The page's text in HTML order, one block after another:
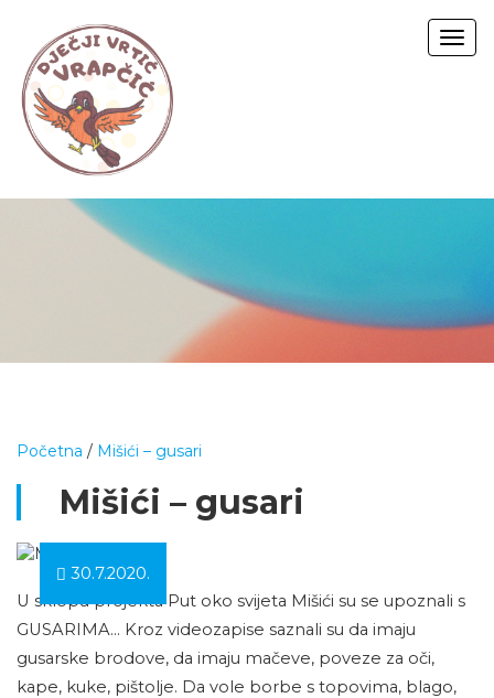
Početna / Mišići – gusari
Mišići – gusari
30.7.2020.
U sklopu projekta Put oko svijeta Mišići su se upoznali s
GUSARIMA… Kroz videozapise saznali su da imaju
gusarske brodove, da imaju mačeve, poveze za oči,
kape, kuke, pištolje. Da vole borbe s topovima, blago,